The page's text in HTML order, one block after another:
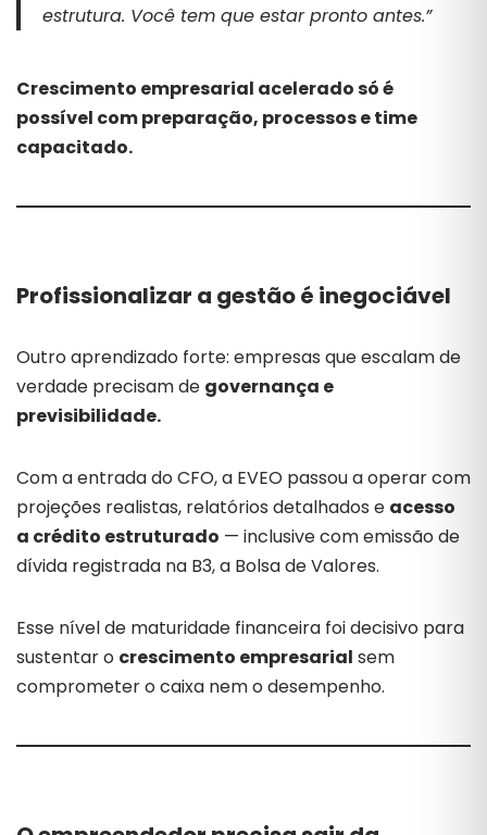
estrutura. Você tem que estar pronto antes.”
Crescimento empresarial acelerado só é
possível com preparação, processos e time
capacitado.
Profissionalizar a gestão é inegociável
Outro aprendizado forte: empresas que escalam de
verdade precisam de governança e
previsibilidade.
Com a entrada do CFO, a EVEO passou a operar com
projeções realistas, relatórios detalhados e acesso
a crédito estruturado — inclusive com emissão de
dívida registrada na B3, a Bolsa de Valores.
Esse nível de maturidade financeira foi decisivo para
sustentar o crescimento empresarial sem
comprometer o caixa nem o desempenho.